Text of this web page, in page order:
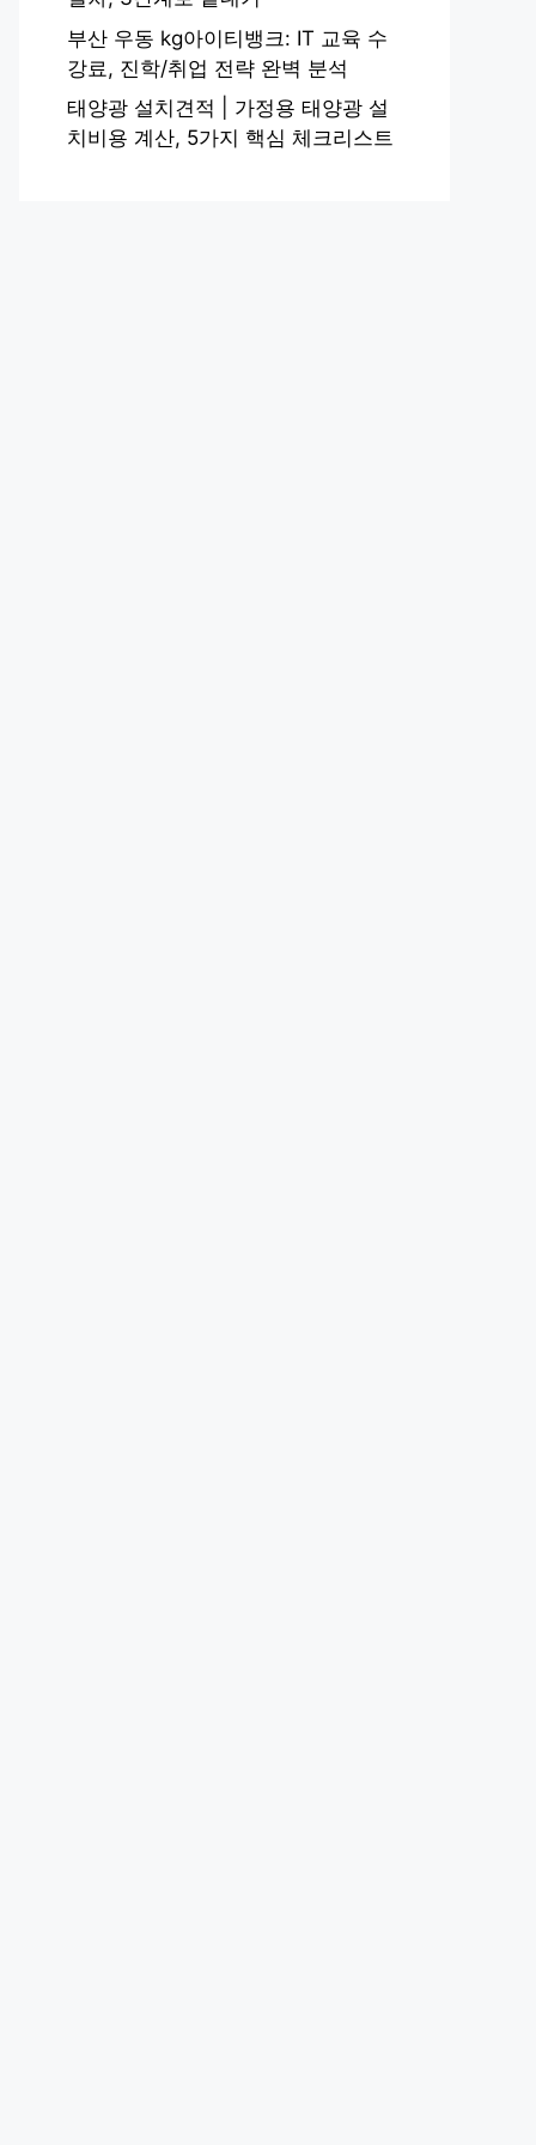
부산 우동 kg아이티뱅크: IT 교육 수
강료, 진학/취업 전략 완벽 분석
태양광 설치견적 | 가정용 태양광 설
치비용 계산, 5가지 핵심 체크리스트